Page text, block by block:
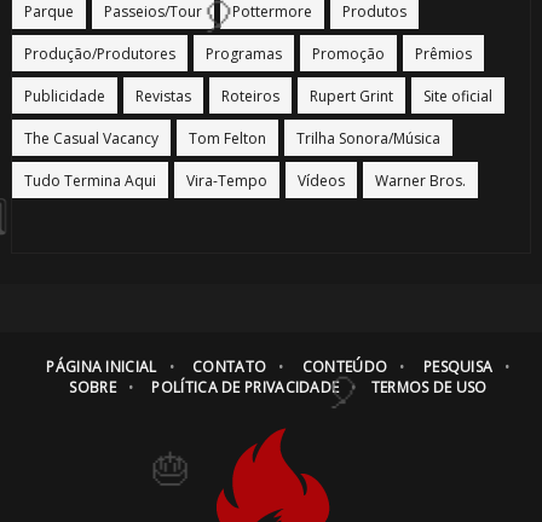
Parque Passeios/Tour Pottermore Produtos
Produção/Produtores Programas Promoção Prêmios
Publicidade Revistas Roteiros Rupert Grint Site oficial
The Casual Vacancy Tom Felton Trilha Sonora/Música
Tudo Termina Aqui Vira-Tempo Vídeos Warner Bros.
PÁGINA INICIAL CONTATO CONTEÚDO
PESQUISA
SOBRE
POLÍTICA DE PRIVACIDADE TERMOS DE USO
🎂